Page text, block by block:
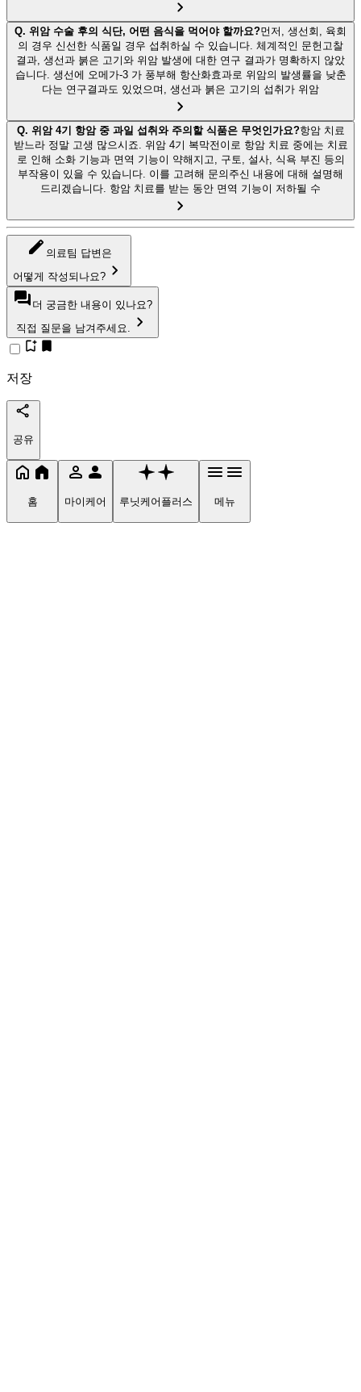
Q. 위암 수술 후의 식단, 어떤 음식을 먹어야 할까요?먼저, 생선회, 육회
의 경우 신선한 식품일 경우 섭취하실 수 있습니다. 체계적인 문헌고찰
결과, 생선과 붉은 고기와 위암 발생에 대한 연구 결과가 명확하지 않았
습니다. 생선에 오메가-3 가 풍부해 항산화효과로 위암의 발생률을 낮춘
다는 연구결과도 있었으며, 생선과 붉은 고기의 섭취가 위암
Q. 위암 4기 항암 중 과일 섭취와 주의할 식품은 무엇인가요?항암 치료
받느라 정말 고생 많으시죠. 위암 4기 복막전이로 항암 치료 중에는 치료
로 인해 소화 기능과 면역 기능이 약해지고, 구토, 설사, 식욕 부진 등의
부작용이 있을 수 있습니다. 이를 고려해 문의주신 내용에 대해 설명해
드리겠습니다. 항암 치료를 받는 동안 면역 기능이 저하될 수
의료팀 답변은
어떻게 작성되나요?
더 궁금한 내용이 있나요?
직접 질문을 남겨주세요.
저장
공유
홈 마이케어 루닛케어플러스 메뉴